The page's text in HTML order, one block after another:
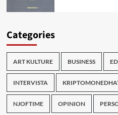
Categories
ART KULTURE BUSINESS
INTERVISTA
NJOFTIME OPINION